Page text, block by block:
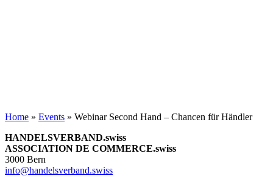
Home » Events » Webinar Second Hand – Chancen für Händler
HANDELSVERBAND.swiss
ASSOCIATION DE COMMERCE.swiss
3000 Bern
info@handelsverband.swiss